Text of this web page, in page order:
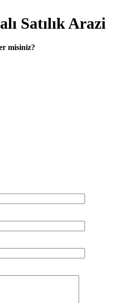
Satılık Arazi
misiniz?